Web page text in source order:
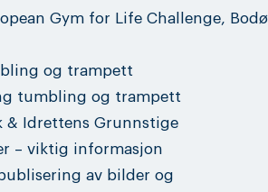
Gym for Life Challenge, Bodø
og trampett
tumbling og trampett
& Idrettens Grunnstige
– viktig informasjon
av bilder og